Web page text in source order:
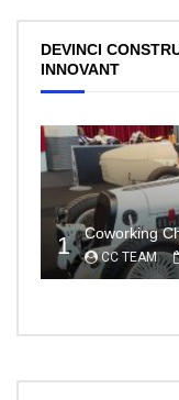
DEVINCI
INNOVANT
1 CC TEAM